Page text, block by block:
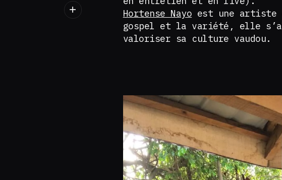
Hortense Nayo est une artiste
gospel et la variété, elle
valoriser sa culture vaudou.